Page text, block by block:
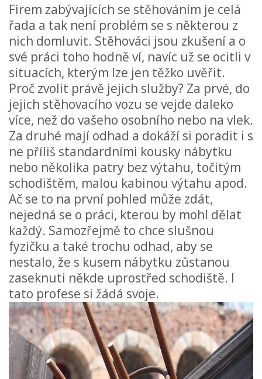
Firem zabývajících se stěhováním je celá
řada a tak není problém se s některou z
nich domluvit. Stěhováci jsou zkušení a o
své práci toho hodně ví, navíc už se ocitli v
situacích, kterým lze jen těžko uvěřit.
Proč zvolit právě jejich služby? Za prvé, do
jejich stěhovacího vozu se vejde daleko
více, než do vašeho osobního nebo na vlek.
Za druhé mají odhad a dokáží si poradit i s
ne příliš standardními kousky nábytku
nebo několika patry bez výtahu, točitým
schodištěm, malou kabinou výtahu apod.
Ač se to na první pohled může zdát,
nejedná se o práci, kterou by mohl dělat
každý. Samozřejmě to chce slušnou
fyzičku a také trochu odhad, aby se
nestalo, že s kusem nábytku zůstanou
zaseknuti někde uprostřed schodiště. I
tato profese si žádá svoje.